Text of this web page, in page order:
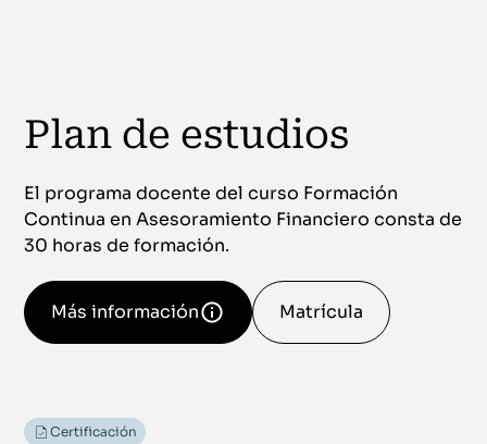
Plan de estudios
El programa docente del curso Formación
Continua en Asesoramiento Financiero consta de
30 horas de formación.
Más información Matrícula
Certificación